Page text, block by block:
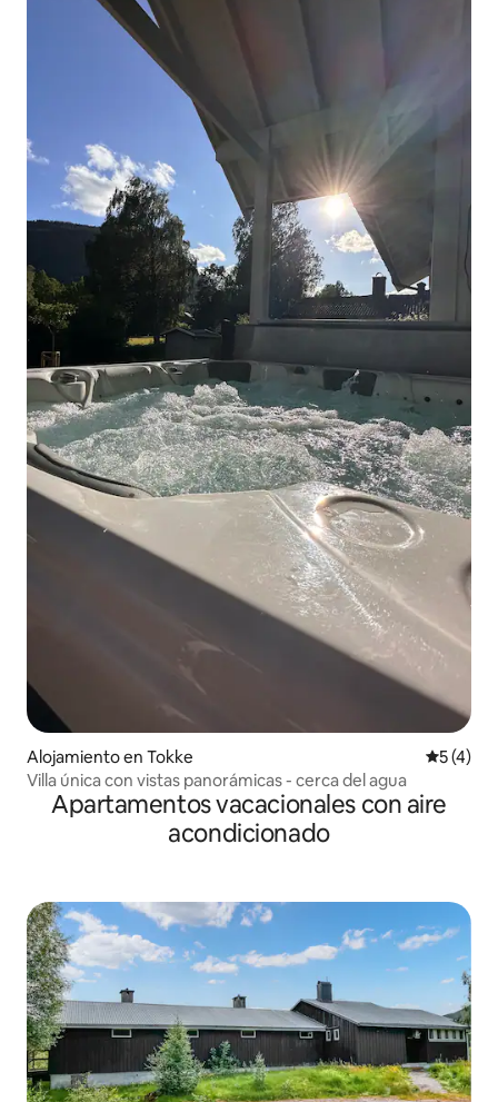
Alojamiento en Tokke
5 (4)
Villa única con vistas panorámicas - cerca del agua
Apartamentos vacacionales con aire
acondicionado